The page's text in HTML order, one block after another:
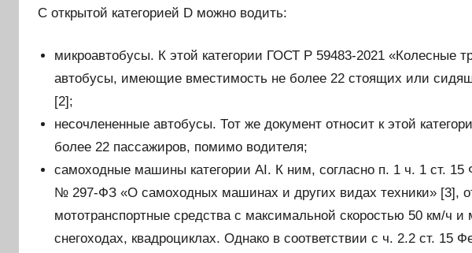
С открытой категорией D можно водить:
микроавтобусы. К этой категории ГОСТ Р 59483-2021 «Колесные
автобусы, имеющие вместимость не более 22 стоящих или
[2];
несочлененные автобусы. Тот же документ относит к этой
более 22 пассажиров, помимо водителя;
самоходные машины категории AI. К ним, согласно п. 1 ч. 1 ст. 15
№ 297-ФЗ «О самоходных машинах и других видах техники» [3],
мототранспортные средства с максимальной скоростью 50 км/ч и
снегоходах, квадроциклах. Однако в соответствии с ч. 2.2 ст. 15